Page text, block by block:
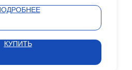
КУПИТЬ